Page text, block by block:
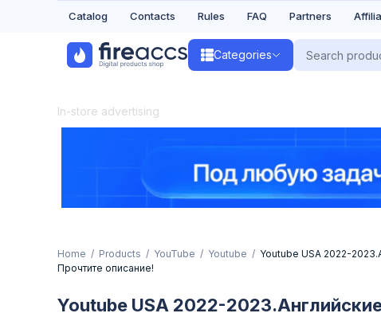
Catalog Contacts Rules FAQ Partners
Categories
In-store advertising
Home Products YouTube Youtube
Youtube USA 2022-
Прочтите описание!
Youtube USA 2022-